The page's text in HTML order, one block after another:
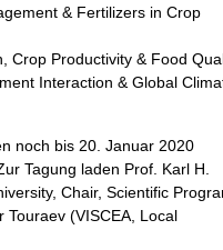
& Fertilizers in Crop
Crop Productivity & Food
Interaction & Global
noch bis 20. Januar 2020
Tagung laden Prof. Karl H.
Chair, Scientific
Touraev (VISCEA, Local